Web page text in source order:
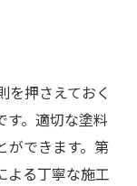
を押さえておく
す。適切な塗料
ができます。第
よる丁寧な施工